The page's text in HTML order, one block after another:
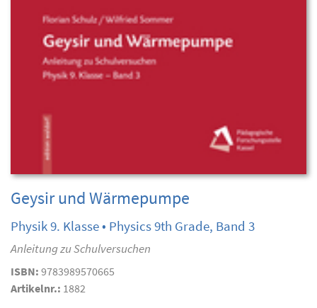
Geysir und Wärmepumpe
Physik 9. Klasse • Physics 9th Grade, Band 3
Anleitung zu Schulversuchen
ISBN: 9783989570665
Artikelnr.: 1882